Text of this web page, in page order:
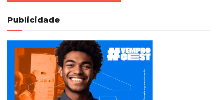
Publicidade